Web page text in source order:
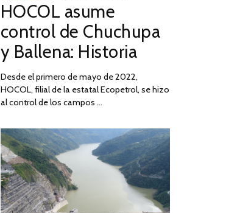
ON
DE
2026
HOCOL asume
control de Chuchupa
y Ballena: Historia
Desde el primero de mayo de 2022,
HOCOL, filial de la estatal Ecopetrol, se hizo
al control de los campos …